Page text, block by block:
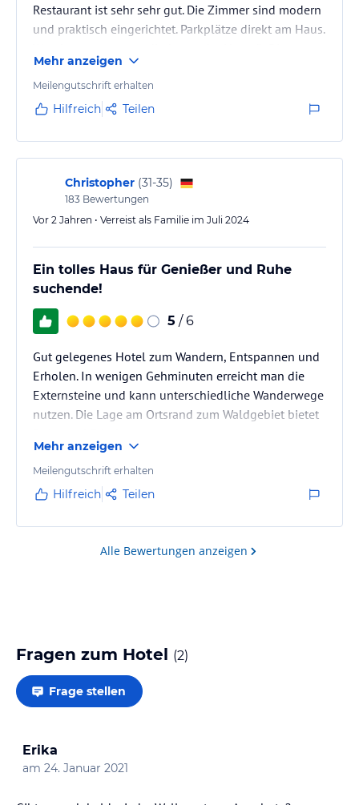
Restaurant ist sehr sehr gut. Die Zimmer sind modern
und praktisch eingerichtet. Parkplätze direkt am Haus.
Externsteine sind etwa 20 Minuten fussläufig
entfernt.
Mehr anzeigen
Meilengutschrift erhalten
Hilfreich Teilen
Christopher (31-35)
183 Bewertungen
Vor 2 Jahren • Verreist als Familie im Juli 2024
Ein tolles Haus für Genießer und Ruhe
suchende!
5 / 6
Gut gelegenes Hotel zum Wandern, Entspannen und
Erholen. In wenigen Gehminuten erreicht man die
Externsteine und kann unterschiedliche Wanderwege
nutzen. Die Lage am Ortsrand zum Waldgebiet bietet
Mehr anzeigen
Meilengutschrift erhalten
Hilfreich Teilen
Alle Bewertungen anzeigen
Fragen zum Hotel (2)
Frage stellen
Erika
am 24. Januar 2021